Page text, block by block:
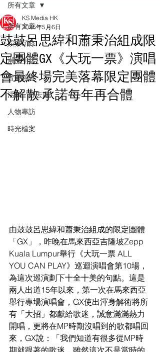
所有文章
娛樂頭條
潮流生活
音樂頻道
活動・好去處
人物專訪
時光檔案
所有文章
鼓鼓呂思緯和蕭秉治組成限
定團體GX《大玩一票》演唱
會最終場完美落幕限定團體
不解散 承諾每年再合體
KS Media HK
2025年5月6日
由鼓鼓呂思緯和蕭秉治組成的限定團體
「GX」，昨晚在馬來西亞吉隆坡Zepp
Kuala Lumpur舉行《大玩一票 ALL
YOU CAN PLAY》巡迴演唱會第10場，
為這次巡演劃下十全十美的句點。這是
兩人出道15年以來，第一次在馬來西亞
舉行專場演唱會，GX使出渾身解術將所
有「大招」都獻給歌迷，誠意滿滿熱力
開唱，更將在MP時期沒唱到的歌都唱回
來，GX說：「我們知道有很多從MP時
期就跟著的歌迷，雖然這次不是當時的